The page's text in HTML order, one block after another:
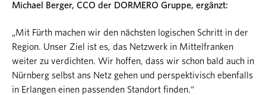
Michael Berger, CCO der DORMERO Gruppe, ergänzt:
„Mit Fürth machen wir den nächsten logischen Schritt in der
Region. Unser Ziel ist es, das Netzwerk in Mittelfranken
weiter zu verdichten. Wir hoffen, dass wir schon bald auch in
Nürnberg selbst ans Netz gehen und perspektivisch ebenfalls
in Erlangen einen passenden Standort finden.“